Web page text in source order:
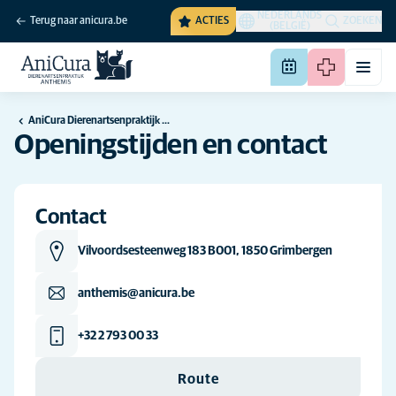
Terug naar anicura.be ACTIES
NEDERLANDS
(BELGIË)
ZOEKEN
AniCura Dierenartsenpraktijk Anthemis te Grimbergen
Openingstijden en contact
Contact
Vilvoordsesteenweg 183 B001, 1850 Grimbergen
anthemis@anicura.be
+32 2 793 00 33
Route